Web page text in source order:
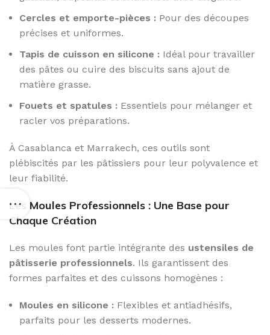
Cercles et emporte-pièces : Pour des découpes
précises et uniformes.
Tapis de cuisson en silicone : Idéal pour travailler
des pâtes ou cuire des biscuits sans ajout de
matière grasse.
Fouets et spatules : Essentiels pour mélanger et
racler vos préparations.
À Casablanca et Marrakech, ces outils sont
plébiscités par les pâtissiers pour leur polyvalence et
leur fiabilité.
Les Moules Professionnels : Une Base pour
Chaque Création
Les moules font partie intégrante des ustensiles de
pâtisserie professionnels. Ils garantissent des
formes parfaites et des cuissons homogènes :
Moules en silicone : Flexibles et antiadhésifs,
parfaits pour les desserts modernes.